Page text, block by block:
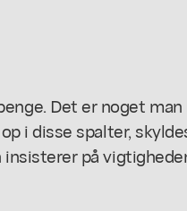
Det er noget man
i disse spalter,
på